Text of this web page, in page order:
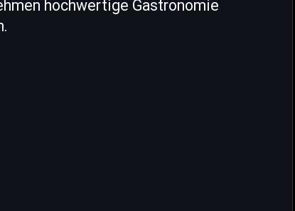
hochwertige Gastronomie